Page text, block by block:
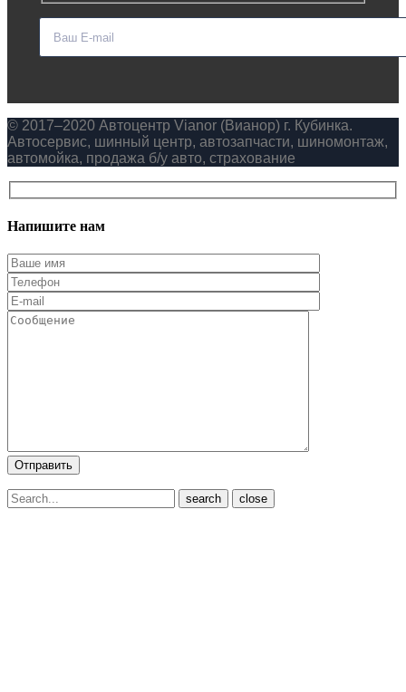
© 2017–2020 Автоцентр Vianor (Вианор) г. Кубинка.
Автосервис, шинный центр, автозапчасти, шиномонтаж,
автомойка, продажа б/у авто, страхование
Напишите нам
close